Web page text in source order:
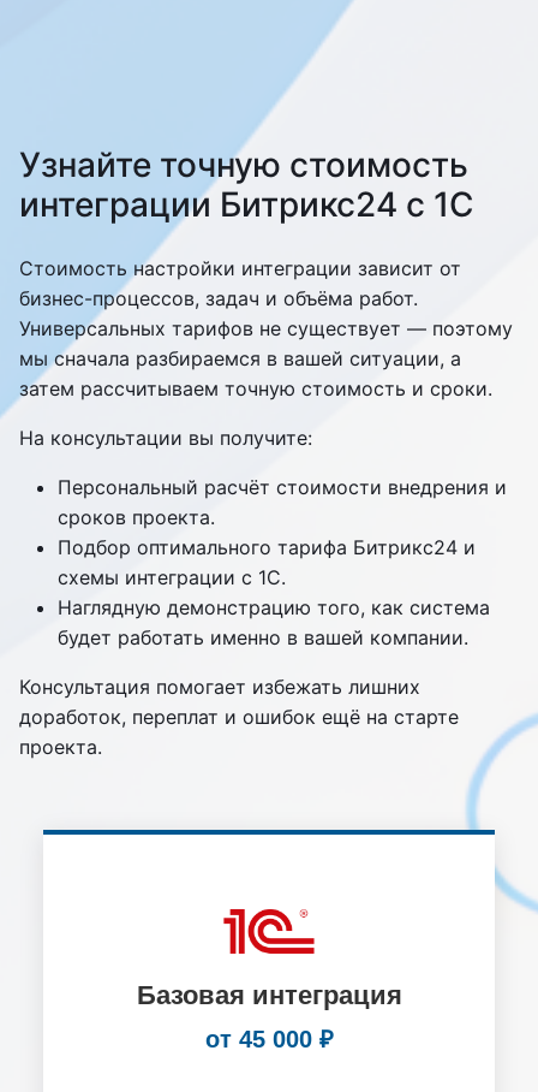
Узнайте точную стоимость
интеграции Битрикс24 с 1С
Стоимость настройки интеграции зависит от
бизнес-процессов, задач и объёма работ.
Универсальных тарифов не существует — поэтому
мы сначала разбираемся в вашей ситуации, а
затем рассчитываем точную стоимость и сроки.
На консультации вы получите:
Персональный расчёт стоимости внедрения и
сроков проекта.
Подбор оптимального тарифа Битрикс24 и
схемы интеграции с 1С.
Наглядную демонстрацию того, как система
будет работать именно в вашей компании.
Консультация помогает избежать лишних
доработок, переплат и ошибок ещё на старте
проекта.
Базовая интеграция
от 45 000 ₽